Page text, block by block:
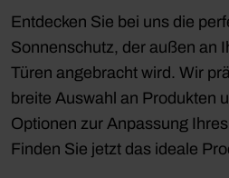
Entdecken Sie bei uns die
Sonnenschutz, der außen an
Türen angebracht wird. Wir
breite Auswahl an Produkten
Optionen zur Anpassung
Finden Sie jetzt das ideale